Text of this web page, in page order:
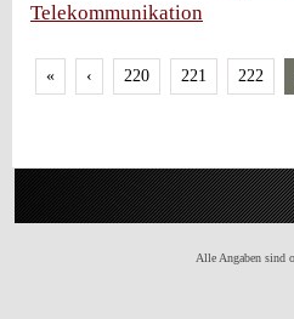
Telekommunikation
« ‹ 220 221 222
Alle Angaben sind